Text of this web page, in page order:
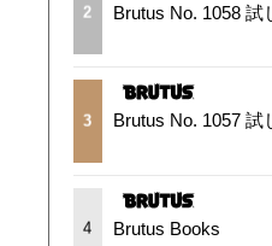
2 Brutus No. 1058 試
3 Brutus No. 1057 試
4 Brutus Books